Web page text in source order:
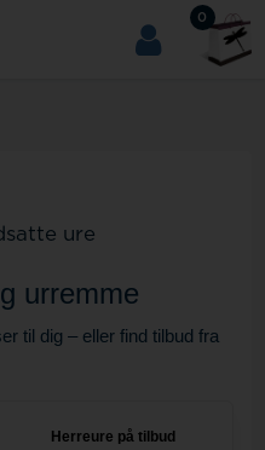
0
ure
urremme
til dig – eller find tilbud fra
Herreure på tilbud